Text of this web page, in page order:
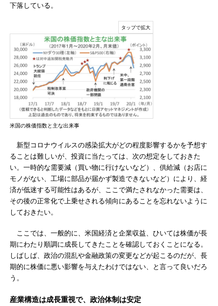
下落している。
米国の株価指数と主な出来事
新型コロナウイルスの感染拡大がどの程度影響するかを予想す
ることは難しいが、投資に当たっては、次の想定をしておきた
い。一時的な需要減（買い物に行けないなど）、供給減（お店に
モノがない、工場に部品が届かず製造できないなど）により、経
済が低迷する可能性はあるが、ここで満たされなかった需要は、
その後の正常化で上乗せされる傾向にあることを忘れないように
しておきたい。
ここでは、一般的に、米国経済と企業収益、ひいては株価が長
期にわたり順調に成長してきたことを確認しておくことになる。
しばしば、政治の混乱や金融政策の変更などが起こるのだが、長
期的に株価に悪い影響を与えたわけではない、と言って良いだろ
う。
産業構造は成長重視で、政治体制は安定